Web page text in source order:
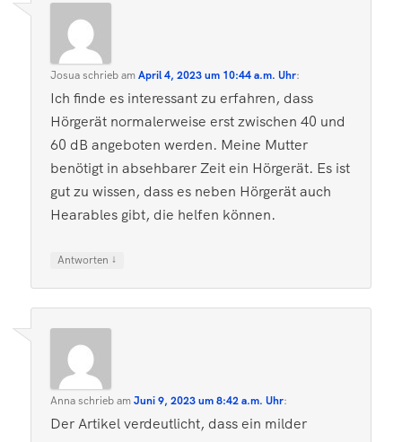
JosuaschriebamApril 4, 2023 um 10:44 a.m. Uhr:
Ich finde es interessant zu erfahren, dass
Hörgerät normalerweise erst zwischen 40 und
60 dB angeboten werden. Meine Mutter
benötigt in absehbarer Zeit ein Hörgerät. Es ist
gut zu wissen, dass es neben Hörgerät auch
Hearables gibt, die helfen können.
Antworten ↓
AnnaschriebamJuni 9, 2023 um 8:42 a.m. Uhr:
Der Artikel verdeutlicht, dass ein milder